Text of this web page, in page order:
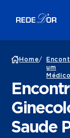
Home/
um
Médico
Saude